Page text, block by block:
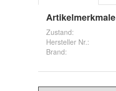
Artikelmerkmale
Zustand:
Hersteller Nr.:
Brand: